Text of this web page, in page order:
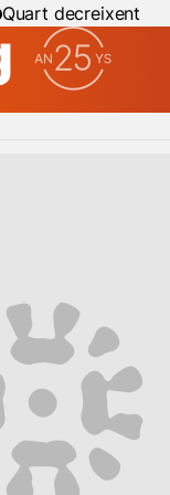
Quart decreixent